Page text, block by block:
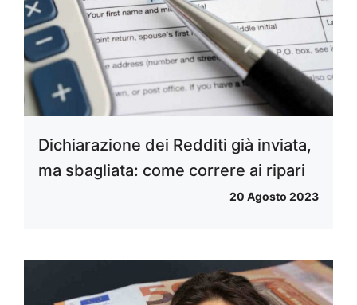
Dichiarazione dei Redditi già inviata,
ma sbagliata: come correre ai ripari
20 Agosto 2023